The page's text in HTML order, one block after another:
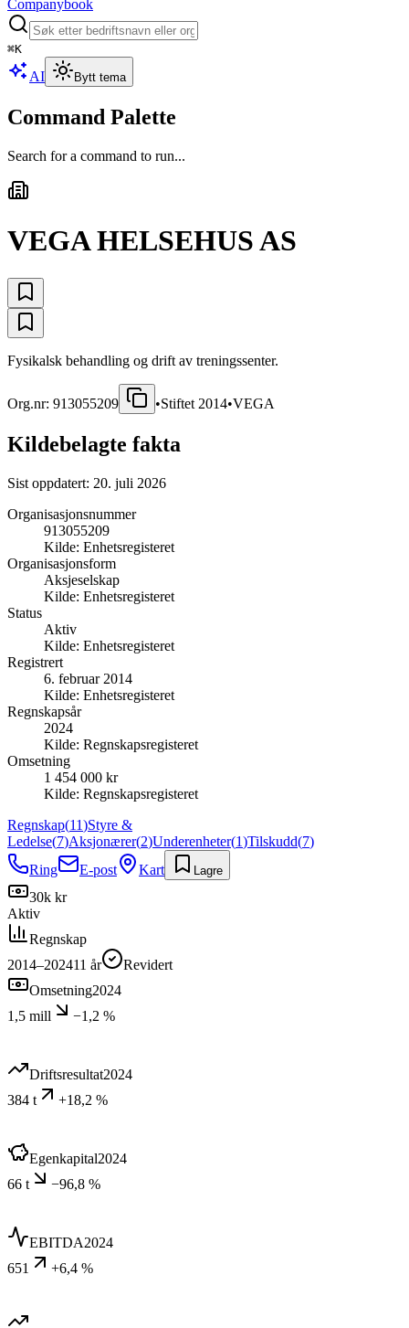
Companybook
⌘K
AI Bytt tema
Command Palette
Search for a command to run...
VEGA HELSEHUS AS
Fysikalsk behandling og drift av treningssenter.
Org.nr: 913055209 •Stiftet 2014•VEGA
Kildebelagte fakta
Sist oppdatert: 20. juli 2026
Organisasjonsnummer
913055209
Kilde: Enhetsregisteret
Organisasjonsform
Aksjeselskap
Kilde: Enhetsregisteret
Status
Aktiv
Kilde: Enhetsregisteret
Registrert
6. februar 2014
Kilde: Enhetsregisteret
Regnskapsår
2024
Kilde: Regnskapsregisteret
Omsetning
1 454 000 kr
Kilde: Regnskapsregisteret
Regnskap(11)Styre &
Ledelse(7)Aksjonærer(2)Underenheter(1)Tilskudd(7)
Ring
E-post Kart Lagre
30k kr
Aktiv
Regnskap
2014–202411 år
Revidert
Omsetning2024
1,5 mill
−1,2 %
Driftsresultat2024
384 t
+18,2 %
Egenkapital2024
66 t
−96,8 %
EBITDA2024
651
+6,4 %